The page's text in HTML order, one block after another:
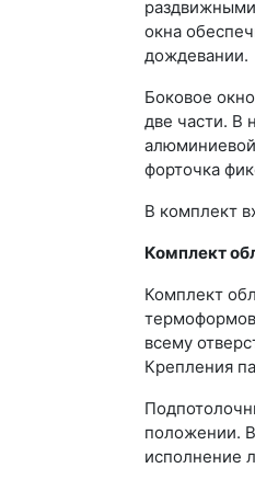
окна
дождевании.
Боковое
две части. В
форточка
В комплект
Комплект
Комплект
всему
Крепления
положении.
исполнение